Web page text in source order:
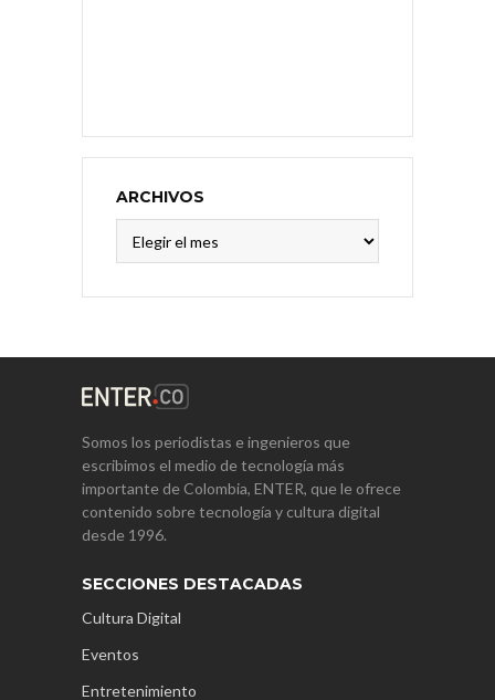
ARCHIVOS
Somos los periodistas e ingenieros que
escribimos el medio de tecnología más
importante de Colombia, ENTER, que le ofrece
contenido sobre tecnología y cultura digital
desde 1996.
SECCIONES DESTACADAS
Cultura Digital
Eventos
Entretenimiento